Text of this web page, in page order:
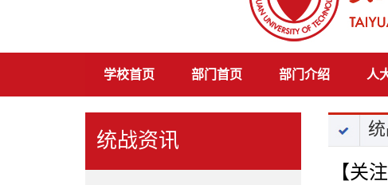
学校首页 部门首页 部门介绍 人
统战资讯
【关